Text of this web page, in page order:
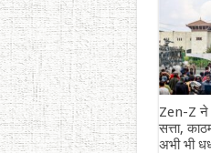
Zen-Z ने
सत्ता,
अभी भी